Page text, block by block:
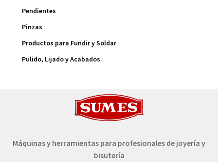
Pendientes
Pinzas
Productos para Fundir y Soldar
Pulido, Lijado y Acabados
Máquinas y herramientas para profesionales de joyería y
bisutería